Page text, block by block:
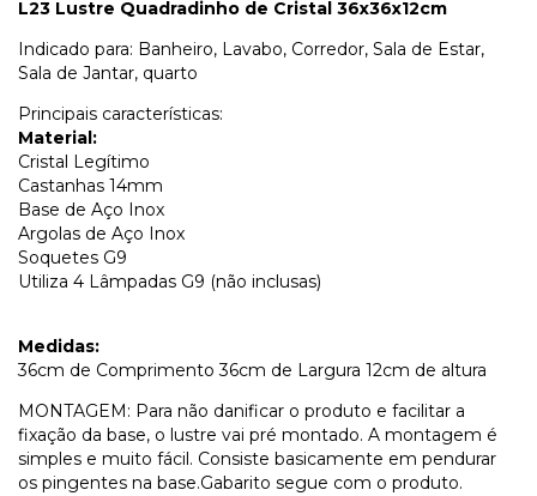
L23 Lustre Quadradinho de Cristal 36x36x12cm
Indicado para: Banheiro, Lavabo, Corredor, Sala de Estar,
Sala de Jantar, quarto
Principais características:
Material:
Cristal Legítimo
Castanhas 14mm
Base de Aço Inox
Argolas de Aço Inox
Soquetes G9
Utiliza 4 Lâmpadas G9 (não inclusas)
Medidas:
36cm de Comprimento 36cm de Largura 12cm de altura
MONTAGEM: Para não danificar o produto e facilitar a
fixação da base, o lustre vai pré montado. A montagem é
simples e muito fácil. Consiste basicamente em pendurar
os pingentes na base.Gabarito segue com o produto.